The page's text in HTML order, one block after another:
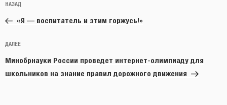
по
записям
Предыдущая
запись:
НАЗАД
«Я — воспитатель и этим горжусь!»
Следующая
запись
ДАЛЕЕ
Минобрнауки России проведет интернет-олимпиаду для
школьников на знание правил дорожного движения